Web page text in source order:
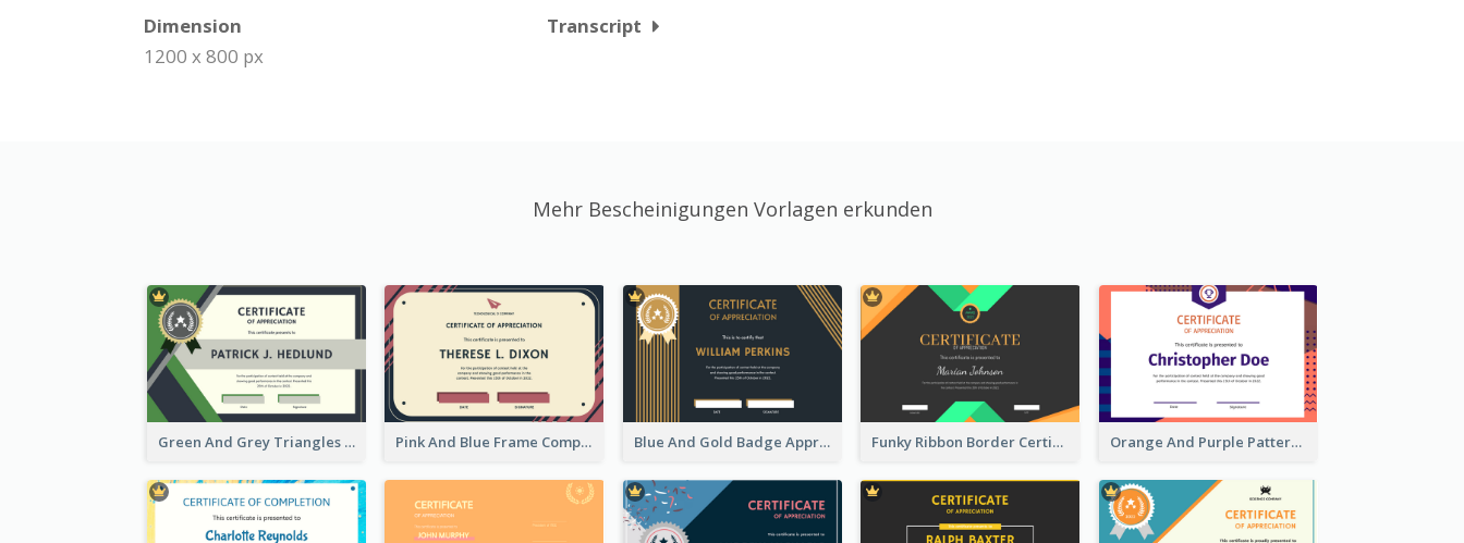
Dimension
1200 x 800 px
Transcript
Mehr Bescheinigungen Vorlagen erkunden
Green And Grey Triangles With Badge Certificate Pink And Blue Frame Company Certificate Blue And Gold Badge Appreciation Certificate Funky Ribbon Border Certificate Design Template Orange And Purple Pattern Certificate